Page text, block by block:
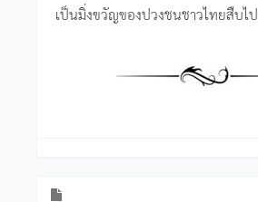
เป็นมิ่งขวัญของปวงชนชาวไทยสืบไป